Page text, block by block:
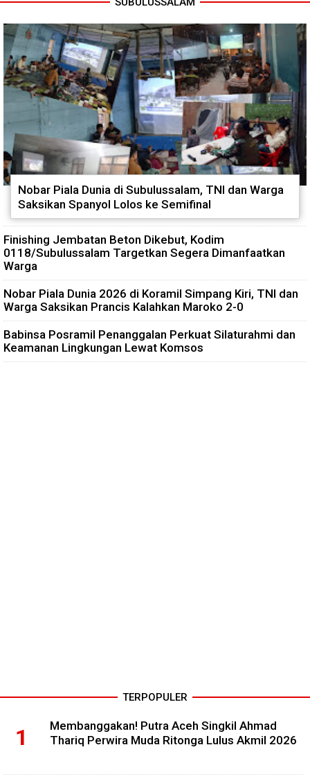
Nobar Piala Dunia di Subulussalam, TNI dan Warga
Saksikan Spanyol Lolos ke Semifinal
Finishing Jembatan Beton Dikebut, Kodim
0118/Subulussalam Targetkan Segera Dimanfaatkan
Warga
Nobar Piala Dunia 2026 di Koramil Simpang Kiri, TNI dan
Warga Saksikan Prancis Kalahkan Maroko 2-0
Babinsa Posramil Penanggalan Perkuat Silaturahmi dan
Keamanan Lingkungan Lewat Komsos
TERPOPULER
Membanggakan! Putra Aceh Singkil Ahmad
Thariq Perwira Muda Ritonga Lulus Akmil 2026